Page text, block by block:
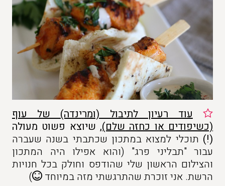
עוד רעיון לתיבול (ומרינדה) של עוף
(כשיפודים או כחזה שלם), שיוצא פשוט מעולה
(!) תוכלי למצוא במתכון שכתבתי בשנה שעברה
עבור "תבליני פרג" (והוא אפילו היה המתכון
והצילום הראשון שלי שהודפס וחולק בכל חנויות
הרשת. אני זוכרת שהתרגשתי מזה במיוחד
)